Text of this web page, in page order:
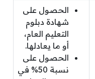
الحصول على
شهادة دبلوم
التعليم العام،
أو ما يعادلها.
الحصول على
نسبة 50% في